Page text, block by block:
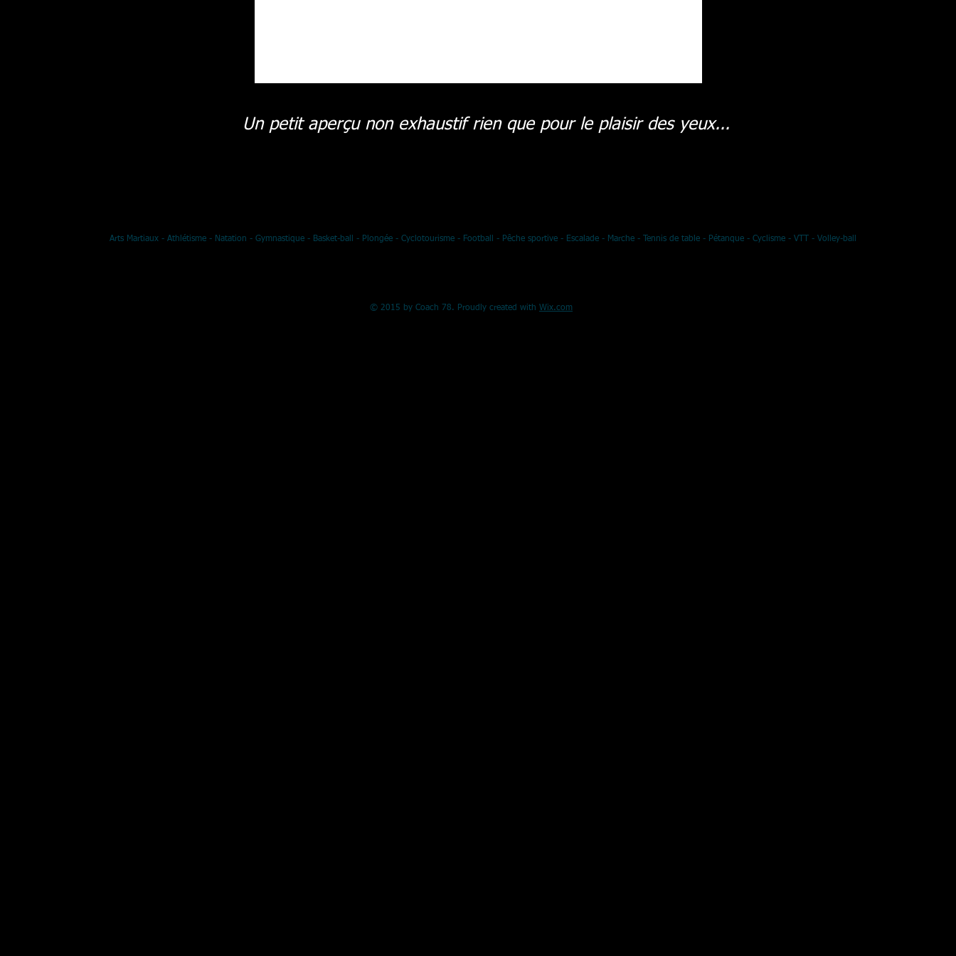
Un petit aperçu non exhaustif rien que pour le plaisir des yeux...
Arts Martiaux - Athlétisme - Natation - Gymnastique - Basket-ball - Plongée - Cyclotourisme - Football - Pêche sportive - Escalade - Marche - Tennis de table - Pétanque - Cyclisme - VTT - Volley-ball
© 2015 by Coach 78. Proudly created with Wix.com